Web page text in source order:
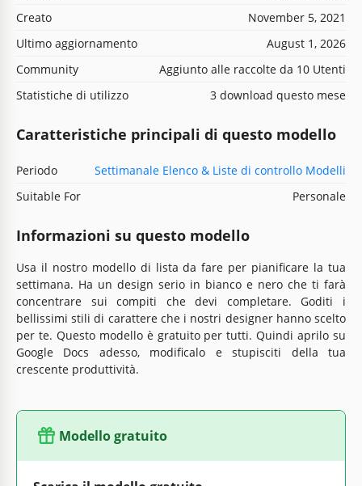
Creato
November 5, 2021
Ultimo aggiornamento
August 1, 2026
Community
Aggiunto alle raccolte da 10 Utenti
Statistiche di utilizzo
3 download questo mese
Caratteristiche principali di questo modello
Periodo
Settimanale Elenco & Liste di controllo Modelli
Suitable For
Personale
Informazioni su questo modello
Usa il nostro modello di lista da fare per pianificare la tua
settimana. Ha un design serio in bianco e nero che ti farà
concentrare sui compiti che devi completare. Goditi i
bellissimi stili di carattere che i nostri designer hanno scelto
per te. Questo modello è gratuito per tutti. Quindi aprilo su
Google Docs adesso, modificalo e stupisciti della tua
crescente produttività.
Modello gratuito